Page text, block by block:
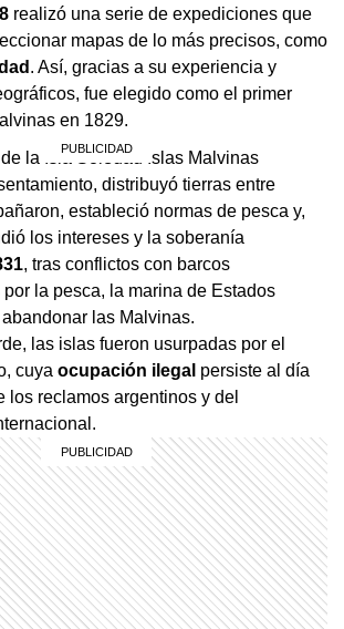
realizó una serie de expediciones que
mapas de lo más precisos, como
. Así, gracias a su experiencia y
fue elegido como el primer
en 1829.
distribuyó tierras entre
estableció normas de pesca y,
los intereses y la soberanía
, tras conflictos con barcos
la pesca, la marina de Estados
las Malvinas.
las islas fueron usurpadas por el
cuya ocupación ilegal persiste al día
los reclamos argentinos y del